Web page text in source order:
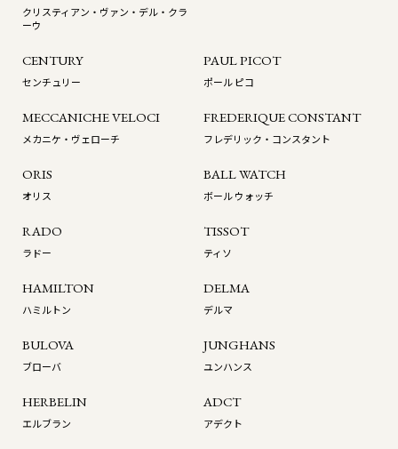
クリスティアン・ヴァン・デル・クラ
ーウ
CENTURY
センチュリー
PAUL PICOT
ポール ピコ
MECCANICHE VELOCI
メカニケ・ヴェローチ
FREDERIQUE CONSTANT
フレデリック・コンスタント
ORIS
オリス
BALL WATCH
ボール ウォッチ
RADO
ラドー
TISSOT
ティソ
HAMILTON
ハミルトン
DELMA
デルマ
BULOVA
ブローバ
JUNGHANS
ユンハンス
HERBELIN
エルブラン
ADCT
アデクト